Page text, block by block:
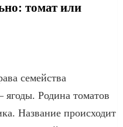
томат или
семейства
Родина томатов
Название происходит